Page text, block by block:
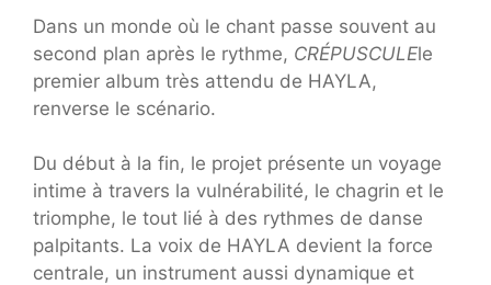
Dans un monde où le chant passe souvent au
second plan après le rythme, CRÉPUSCULEle
premier album très attendu de HAYLA,
renverse le scénario.
Du début à la fin, le projet présente un voyage
intime à travers la vulnérabilité, le chagrin et le
triomphe, le tout lié à des rythmes de danse
palpitants. La voix de HAYLA devient la force
centrale, un instrument aussi dynamique et